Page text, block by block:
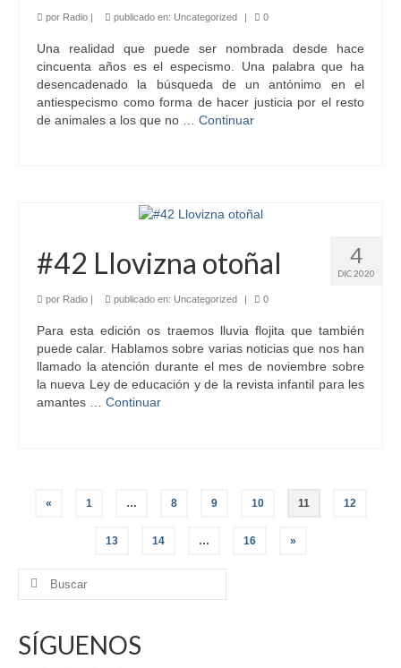
por Radio publicado en: Uncategorized 0
Una realidad que puede ser nombrada desde hace
cincuenta años es el especismo. Una palabra que ha
desencadenado la búsqueda de un antónimo en el
antiespecismo como forma de hacer justicia por el resto
de animales a los que no … Continuar
4
DIC 2020
#42 Llovizna otoñal
por Radio | publicado en: Uncategorized | 0
Para esta edición os traemos lluvia flojita que también
puede calar. Hablamos sobre varias noticias que nos han
llamado la atención durante el mes de noviembre sobre
la nueva Ley de educación y de la revista infantil para les
amantes … Continuar
Paginación
entradas
« 1 … 8 9 10 11 12
13 14 … 16 »
Buscar
SÍGUENOS